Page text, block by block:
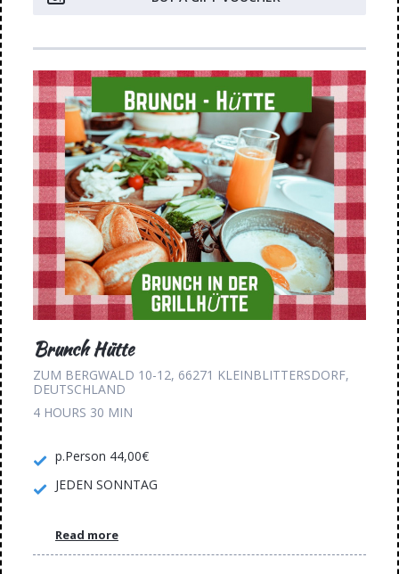
Brunch Hütte
ZUM BERGWALD 10-12, 66271 KLEINBLITTERSDORF,
DEUTSCHLAND
4 HOURS 30 MIN
p.Person 44,00€
JEDEN SONNTAG
Read more